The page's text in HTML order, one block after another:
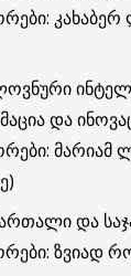
და
მარიამ
და
ზვიად